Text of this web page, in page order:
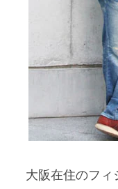
大阪在住のフ